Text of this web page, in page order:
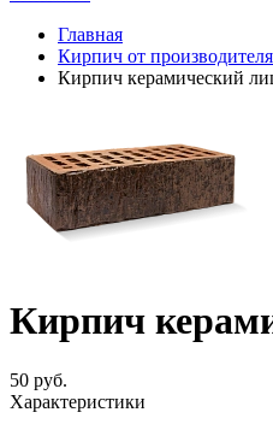
Главная
Кирпич от
Кирпич керамический
Кирпич
50 руб.
Характеристики